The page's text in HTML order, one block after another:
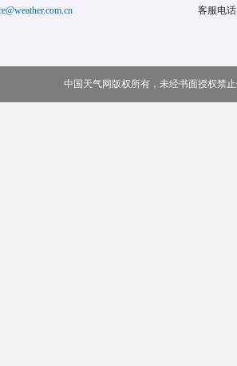
客服电
中国天气网版权所有，未经书面授权